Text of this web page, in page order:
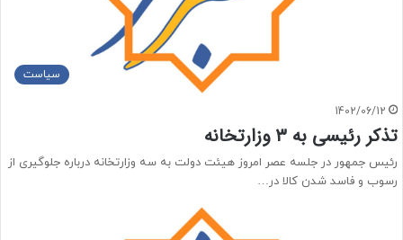
سیاست
1402/06/12
تذکر رئیسی به ۳ وزارتخانه
رئیس جمهور در جلسه عصر امروز هیئت دولت به سه وزارتخانه درباره جلوگیری از
رسوب و فاسد شدن کالا در…